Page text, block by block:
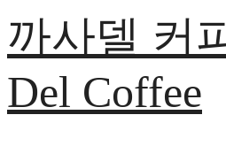
까사델 커
Del Coffee